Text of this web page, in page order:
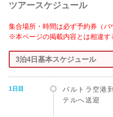
ツアースケジュール
集合場所・時間は必ず予約券（バ
※本ページの掲載内容とは相違す
3泊4日基本スケジュール
1日目
バルトラ空港
テルへ送迎